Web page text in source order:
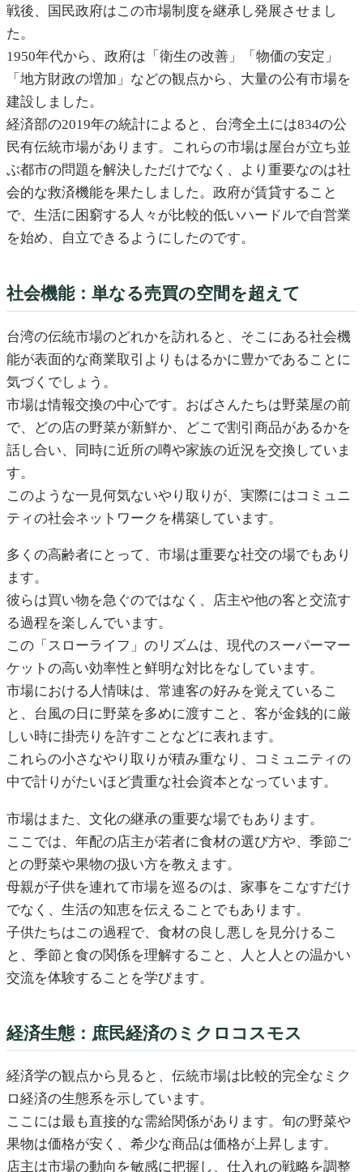
戦後、国民政府はこの市場制度を継承し発展させまし
た。
1950年代から、政府は「衛生の改善」「物価の安定」
「地方財政の増加」などの観点から、大量の公有市場を
建設しました。
経済部の2019年の統計によると、台湾全土には834の公
民有伝統市場があります。これらの市場は屋台が立ち並
ぶ都市の問題を解決しただけでなく、より重要なのは社
会的な救済機能を果たしました。政府が賃貸すること
で、生活に困窮する人々が比較的低いハードルで自営業
を始め、自立できるようにしたのです。
社会機能：単なる売買の空間を超えて
台湾の伝統市場のどれかを訪れると、そこにある社会機
能が表面的な商業取引よりもはるかに豊かであることに
気づくでしょう。
市場は情報交換の中心です。おばさんたちは野菜屋の前
で、どの店の野菜が新鮮か、どこで割引商品があるかを
話し合い、同時に近所の噂や家族の近況を交換していま
す。
このような一見何気ないやり取りが、実際にはコミュニ
ティの社会ネットワークを構築しています。
多くの高齢者にとって、市場は重要な社交の場でもあり
ます。
彼らは買い物を急ぐのではなく、店主や他の客と交流す
る過程を楽しんでいます。
この「スローライフ」のリズムは、現代のスーパーマー
ケットの高い効率性と鲜明な対比をなしています。
市場における人情味は、常連客の好みを覚えているこ
と、台風の日に野菜を多めに渡すこと、客が金銭的に厳
しい時に掛売りを許すことなどに表れます。
これらの小さなやり取りが積み重なり、コミュニティの
中で計りがたいほど貴重な社会資本となっています。
市場はまた、文化の継承の重要な場でもあります。
ここでは、年配の店主が若者に食材の選び方や、季節ご
との野菜や果物の扱い方を教えます。
母親が子供を連れて市場を巡るのは、家事をこなすだけ
でなく、生活の知恵を伝えることでもあります。
子供たちはこの過程で、食材の良し悪しを見分けるこ
と、季節と食の関係を理解すること、人と人との温かい
交流を体験することを学びます。
経済生態：庶民経済のミクロコスモス
経済学の観点から見ると、伝統市場は比較的完全なミク
ロ経済の生態系を示しています。
ここには最も直接的な需給関係があります。旬の野菜や
果物は価格が安く、希少な商品は価格が上昇します。
店主は市場の動向を敏感に把握し、仕入れの戦略を調整